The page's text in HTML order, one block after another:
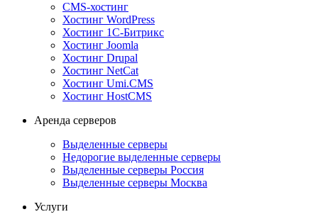
CMS-хостинг
Хостинг WordPress
Хостинг 1С-Битрикс
Хостинг Joomla
Хостинг Drupal
Хостинг NetCat
Хостинг Umi.CMS
Хостинг HostCMS
Аренда серверов
Выделенные серверы
Недорогие выделенные серверы
Выделенные серверы Россия
Выделенные серверы Москва
Услуги